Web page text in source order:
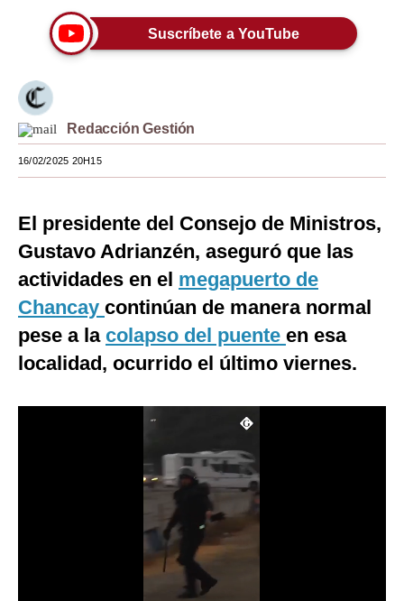
Viajes
Moda
Estilos
México
España
Tecnología
Club del Suscriptor
Mix
Suscríbete a YouTube
Redacción Gestión
16/02/2025 20H15
El presidente del Consejo de Ministros,
Gustavo Adrianzén, aseguró que las
actividades en el megapuerto de
Chancay continúan de manera normal
pese a la colapso del puente en esa
localidad, ocurrido el último viernes.